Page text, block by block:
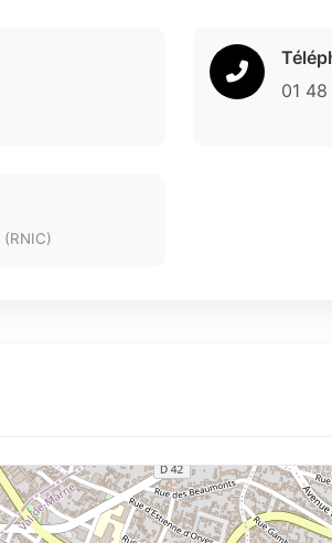
01
(RNIC)